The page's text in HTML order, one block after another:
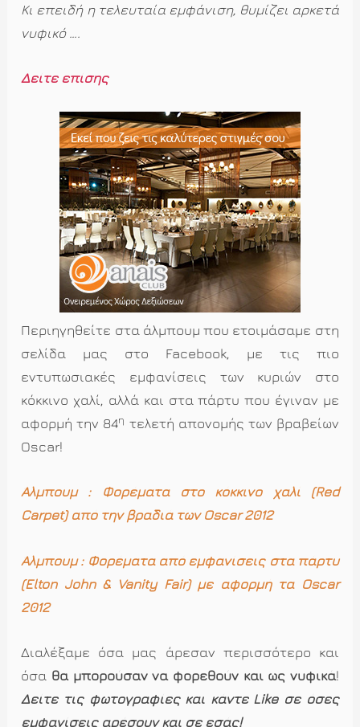
Κι επειδή η τελευταία εμφάνιση, θυμίζει αρκετά
νυφικό ….
Δείτε επίσης
Περιηγηθείτε στα άλμπουμ που ετοιμάσαμε στη
σελίδα μας στο Facebook, με τις πιο
εντυπωσιακές εμφανίσεις των κυριών στο
κόκκινο χαλί, αλλά και στα πάρτυ που έγιναν με
αφορμή την 84η τελετή απονομής των βραβείων
Oscar!
Άλμπουμ : Φορέματα στο κόκκινο χαλί (Red
Carpet) από την βραδιά των Oscar 2012
Άλμπουμ : Φορέματα από εμφανίσεις στα πάρτυ
(Elton John & Vanity Fair) με αφορμή τα Oscar
2012
Διαλέξαμε όσα μας άρεσαν περισσότερο και
όσα θα μπορούσαν να φορεθούν και ως νυφικά!
Δείτε τις φωτογραφίες και κάντε Like σε όσες
εμφανίσεις αρέσουν και σε εσάς!